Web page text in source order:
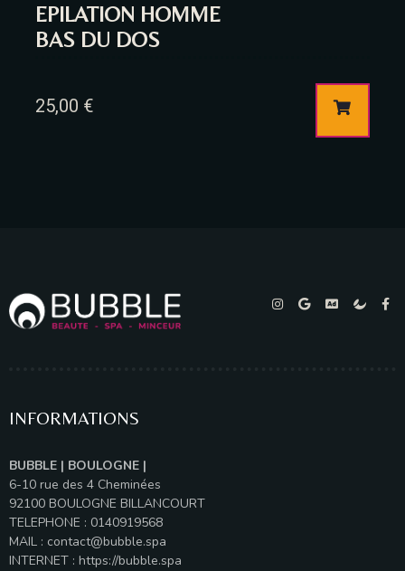
EPILATION HOMME
BAS DU DOS
25,00 €
INFORMATIONS
BUBBLE | BOULOGNE |
6-10 rue des 4 Cheminées
92100 BOULOGNE BILLANCOURT
TELEPHONE : 0140919568
MAIL : contact@bubble.spa
INTERNET : https://bubble.spa